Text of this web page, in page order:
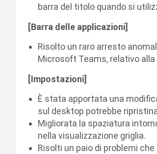
barra del titolo quando si
[Barra delle applicazioni]
Risolto un raro arresto
Microsoft Teams, relativo
[Impostazioni]
È stata apportata una
sul desktop potrebbe
Migliorata la spaziatura
nella visualizzazione griglia.
Risolti un paio di problemi